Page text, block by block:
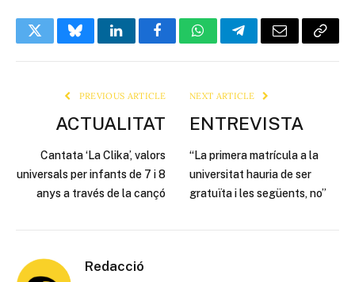
TwitterBlueskyLinkedInFacebookWhatsAppTelegramEmail Copy
PREVIOUS ARTICLE
ACTUALITAT
Cantata ‘La Clika’, valors
universals per infants de 7 i 8
anys a través de la cançó
NEXT ARTICLE
ENTREVISTA
“La primera matrícula a la
universitat hauria de ser
gratuïta i les següents, no”
Redacció